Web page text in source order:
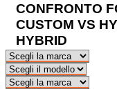
CONFRONTO
CUSTOM VS
HYBRID